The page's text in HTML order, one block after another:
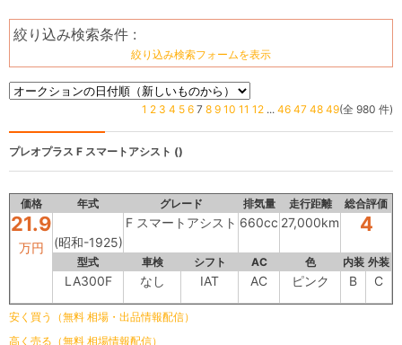
絞り込み検索条件 :
絞り込み検索フォームを表示
1 2 3 4 5 6 7 8 9 10 11 12 ... 46 47 48 49(全 980 件)
プレオプラス F スマートアシスト ()
価格 年式 グレード 排気量 走行距離 総合評価
21.9
万円 (昭和-1925)
F スマートアシスト 660cc 27,000km 4
型式 車検 シフト AC 色 内装 外装
LA300F なし IAT AC ピンク B C
安く買う（無料 相場・出品情報配信）
高く売る（無料 相場情報配信）